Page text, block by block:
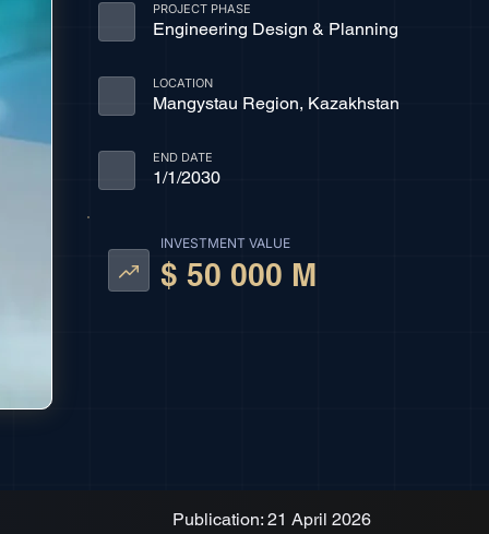
PROJECT PHASE
Engineering Design & Planning
LOCATION
Mangystau Region, Kazakhstan
END DATE
1/1/2030
INVESTMENT VALUE
$ 50 000 M
Publication: 21 April 2026